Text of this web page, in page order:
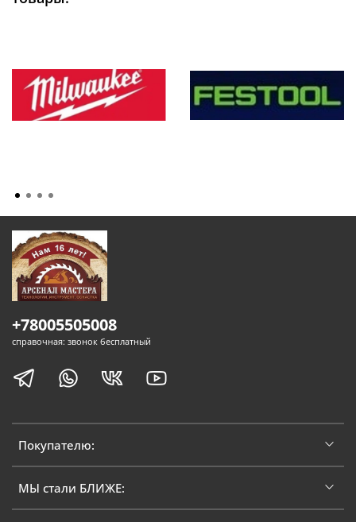
Покупателю:
МЫ стали БЛИЖЕ:
+78005505008
справочная: звонок бесплатный